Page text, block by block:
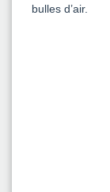
bulles d’air.